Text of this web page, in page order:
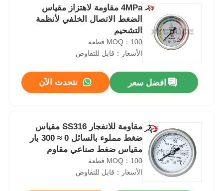
4MPa مقاومة لاهتزاز مقياس
الضغط الاتصال الخلفي لأنظمة
التشحيم
MOQ：100 قطعة
الأسعار：قابل للتفاوض
افضل سعر نتحدث الآن
مقاومة للانفجار SS316 مقياس
ضغط مملوء بالسائل 0 ≈ 300 بار
مقياس ضغط صناعي مقاوم
للصدمات
MOQ：100 قطعة
الأسعار：قابل للتفاوض